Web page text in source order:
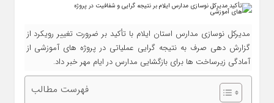
مدیرکل نوسازی مدارس استان ایلام با تأکید بر ضرورت تغییر رویکرد از
گزارش‌ دهی صرف به نتیجه‌ گرایی عملیاتی در پروژه‌ های آموزشی از
آمادگی زیرساخت‌ ها برای بازگشایی مدارس در ایام مهر خبر داد.
فهرست مطالب